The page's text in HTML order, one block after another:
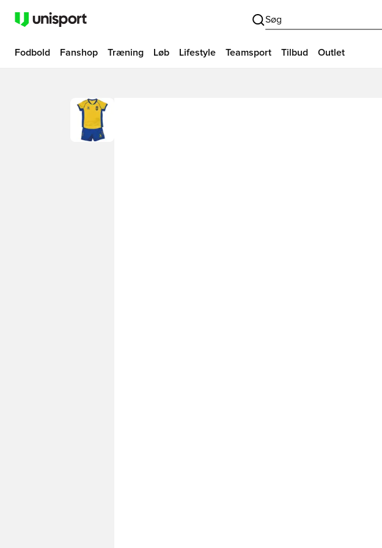
Søg
Fodbold Fanshop Træning Løb Lifestyle Teamsport Tilbud Outlet